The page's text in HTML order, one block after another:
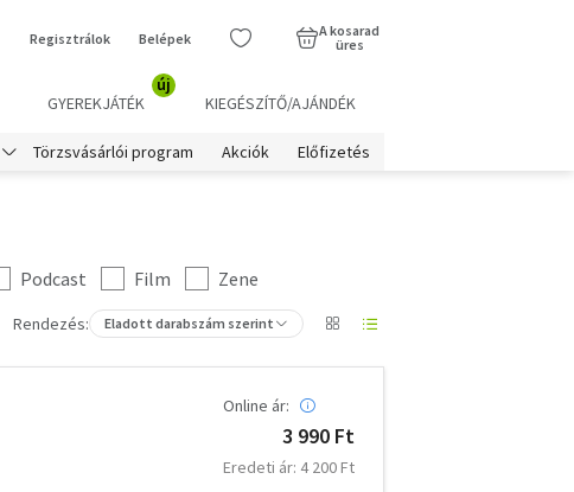
Regisztrálok Belépek
A kosarad
üres
GYEREKJÁTÉK
új
KIEGÉSZÍTŐ/AJÁNDÉK
Törzsvásárlói program Akciók Előfizetés
Podcast Film
Zene
Rendezés: Eladott darabszám szerint
Online ár:
3 990 Ft
Eredeti ár: 4 200 Ft